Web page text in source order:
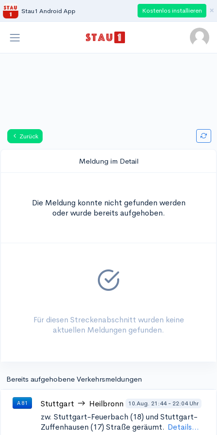
Stau1 Android App Kostenlos installieren ×
Zurück
Meldung im Detail
Die Meldung konnte nicht gefunden werden
oder wurde bereits aufgehoben.
Für diesen Streckenabschnitt wurden keine
aktuellen Meldungen gefunden.
Bereits aufgehobene Verkehrsmeldungen
A 81 Stuttgart Heilbronn 10.Aug. 21:44 - 22:04 Uhr
zw. Stuttgart-Feuerbach (18) und Stuttgart-
Zuffenhausen (17) Straße geräumt. Details...